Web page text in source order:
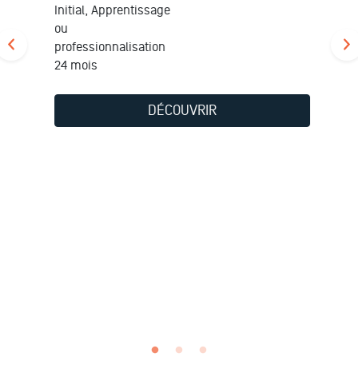
Initial, Apprentissage
ou
professionnalisation
24 mois
DÉCOUVRIR